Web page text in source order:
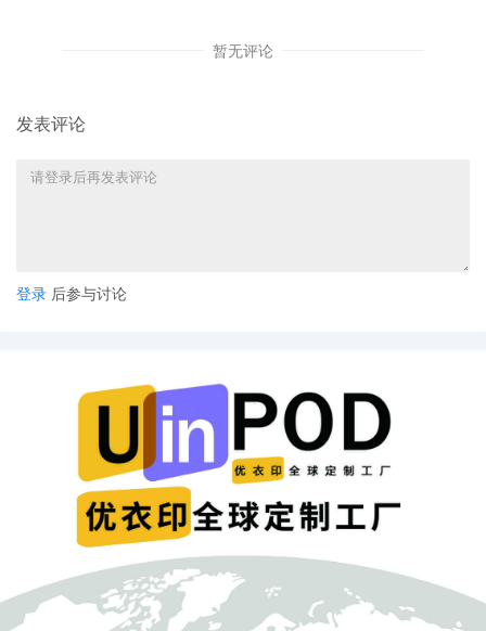
暂无评论
发表评论
登录 后参与讨论